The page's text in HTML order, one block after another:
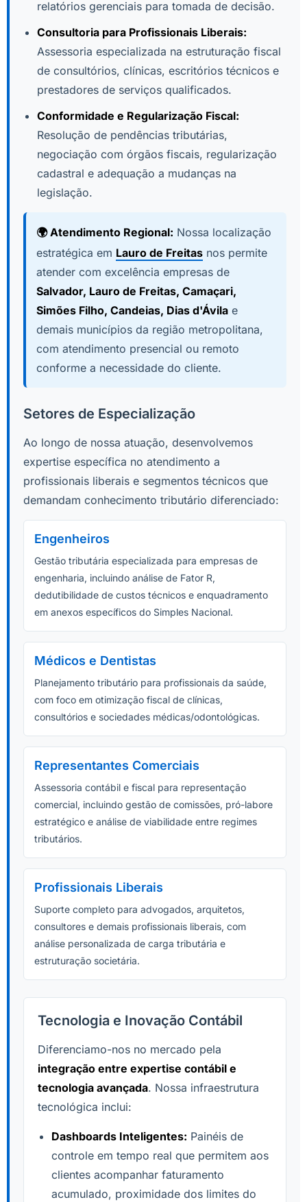
relatórios gerenciais para tomada de decisão.
Consultoria para Profissionais Liberais:
Assessoria especializada na estruturação fiscal
de consultórios, clínicas, escritórios técnicos e
prestadores de serviços qualificados.
Conformidade e Regularização Fiscal:
Resolução de pendências tributárias,
negociação com órgãos fiscais, regularização
cadastral e adequação a mudanças na
legislação.
🌍 Atendimento Regional: Nossa localização
estratégica em Lauro de Freitas nos permite
atender com excelência empresas de
Salvador, Lauro de Freitas, Camaçari,
Simões Filho, Candeias, Dias d'Ávila e
demais municípios da região metropolitana,
com atendimento presencial ou remoto
conforme a necessidade do cliente.
Setores de Especialização
Ao longo de nossa atuação, desenvolvemos
expertise específica no atendimento a
profissionais liberais e segmentos técnicos que
demandam conhecimento tributário diferenciado:
Engenheiros
Gestão tributária especializada para empresas de
engenharia, incluindo análise de Fator R,
dedutibilidade de custos técnicos e enquadramento
em anexos específicos do Simples Nacional.
Médicos e Dentistas
Planejamento tributário para profissionais da saúde,
com foco em otimização fiscal de clínicas,
consultórios e sociedades médicas/odontológicas.
Representantes Comerciais
Assessoria contábil e fiscal para representação
comercial, incluindo gestão de comissões, pró-labore
estratégico e análise de viabilidade entre regimes
tributários.
Profissionais Liberais
Suporte completo para advogados, arquitetos,
consultores e demais profissionais liberais, com
análise personalizada de carga tributária e
estruturação societária.
Tecnologia e Inovação Contábil
Diferenciamo-nos no mercado pela
integração entre expertise contábil e
tecnologia avançada. Nossa infraestrutura
tecnológica inclui:
Dashboards Inteligentes: Painéis de
controle em tempo real que permitem aos
clientes acompanhar faturamento
acumulado, proximidade dos limites do